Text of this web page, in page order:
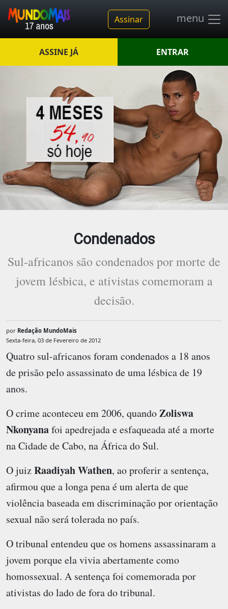
Assinar menu
ASSINE JÁ ENTRAR
Condenados
Sul-africanos são condenados por morte de
jovem lésbica, e ativistas comemoram a
decisão.
por Redação MundoMais
Sexta-feira, 03 de Fevereiro de 2012
Quatro sul-africanos foram condenados a 18 anos
de prisão pelo assassinato de uma lésbica de 19
anos.
O crime aconteceu em 2006, quandoZoliswa
Nkonyanafoi apedrejada e esfaqueada até a morte
na Cidade de Cabo, na África do Sul.
O juizRaadiyah Wathen, ao proferir a sentença,
afirmou que a longa pena é um alerta de que
violência baseada em discriminação por orientação
sexual não será tolerada no país.
O tribunal entendeu que os homens assassinaram a
jovem porque ela vivia abertamente como
homossexual. A sentença foi comemorada por
ativistas do lado de fora do tribunal.